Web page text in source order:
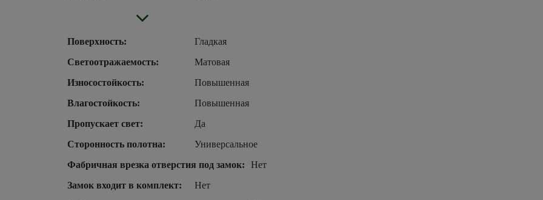
Поверхность:
Гладкая
Светоотражаемость:
Матовая
Износостойкость:
Повышенная
Влагостойкость:
Повышенная
Пропускает свет:
Да
Сторонность полотна:
Универсальное
Фабричная врезка отверстия под замок:
Нет
Замок входит в комплект:
Нет